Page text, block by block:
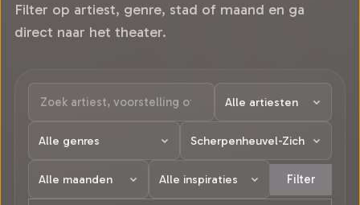
Filter op artiest, genre, stad of maand en ga
direct naar het theater.
Filter